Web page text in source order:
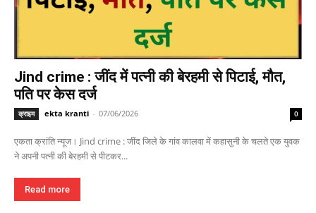
Jind crime : जींद में पत्नी की बेरहमी से पिटाई, मौत,
पति पर केस दर्ज
क्राइम ekta kranti - 07/06/2026 0
एकता क्रांति न्यूज। Jind crime : जींद जिले के गांव कालवा में कहासुनी के चलते एक युवक
ने अपनी पत्नी की बेरहमी से पीटकर...
Read more